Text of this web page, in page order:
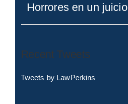
Horrores en un juicio
Recent Tweets
Tweets by LawPerkins